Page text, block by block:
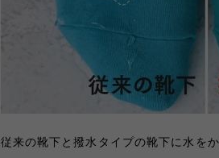
従来の靴下と撥水タイプの靴下に水を